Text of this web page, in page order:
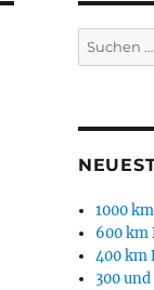
Suchen
nach:
1000
600 km
400 km
300